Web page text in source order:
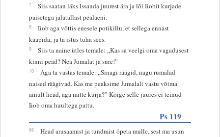
7
Siis saatan läks Issanda juurest ära ja lõi Iiobit kurjade
paisetega jalatallast pealaeni.
8
Iiob aga võttis enesele potikillu, et sellega ennast
kaapida; ja ta istus tuha sees.
9
Siis ta naine ütles temale: „Kas sa veelgi oma vagadusest
kinni pead? Nea Jumalat ja sure!”
10
Aga ta vastas temale: „Sinagi räägid, nagu rumalad
naised räägivad. Kas me peaksime Jumalalt vastu võtma
ainult head, aga mitte kurja?” Kõige selle juures ei teinud
Iiob oma huultega pattu.
Ps 119
66
Head arusaamist ja tundmist õpeta mulle, sest ma usun